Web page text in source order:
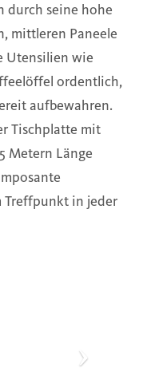
durch seine hohe
mittleren Paneele
Utensilien wie
ordentlich,
aufbewahren.
Tischplatte mit
Metern Länge
Treffpunkt in jeder